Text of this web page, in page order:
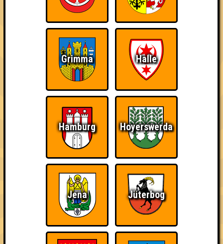
Angemeldete Teams
1. The Schwenkmans
12 40
2. One Night in Autofill Passierschein A38
2. You're a Quizzard, Harry!
Grimma Halle
Hamburg Hoyerswerda
Jena Jüterbog